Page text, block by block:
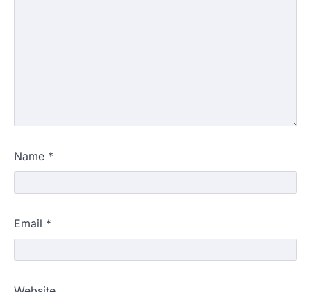
Name *
Email *